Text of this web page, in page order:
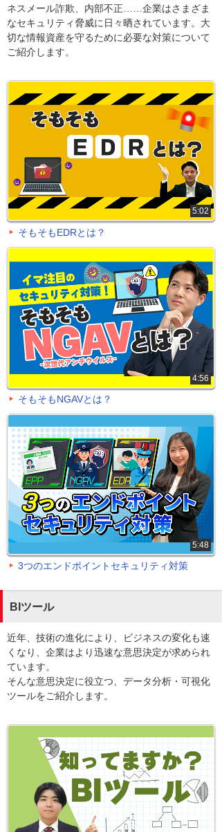
ネスメール詐欺、内部不正……企業はさまざま
なセキュリティ脅威に日々晒されています。大
切な情報資産を守るために必要な対策について
ご紹介します。
5:02
そもそもEDRとは？
4:56
そもそもNGAVとは？
5:48
3つのエンドポイントセキュリティ対策
BIツール
近年、技術の進化により、ビジネスの変化も速
くなり、企業はより迅速な意思決定が求められ
ています。
そんな意思決定に役立つ、データ分析・可視化
ツールをご紹介します。